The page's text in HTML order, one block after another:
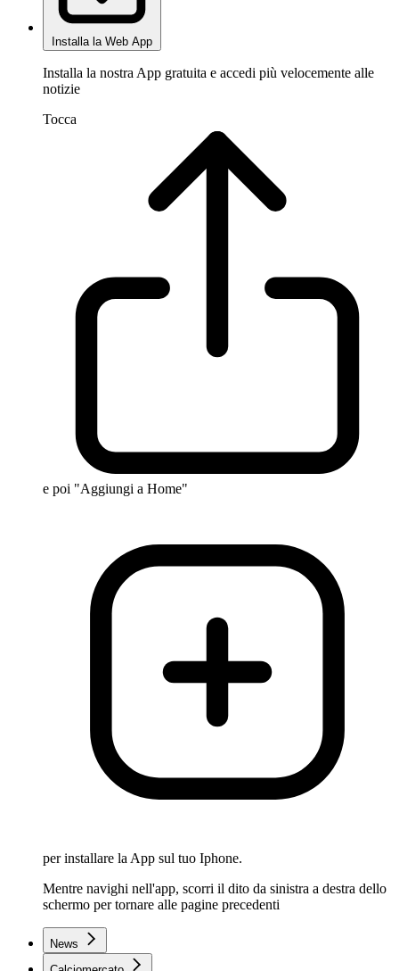
Installa la Web App
Installa la nostra App gratuita e accedi più velocemente alle
notizie
Tocca
e poi "Aggiungi a Home"
per installare la App sul tuo Iphone.
Mentre navighi nell'app, scorri il dito da sinistra a destra dello
schermo per tornare alle pagine precedenti
News